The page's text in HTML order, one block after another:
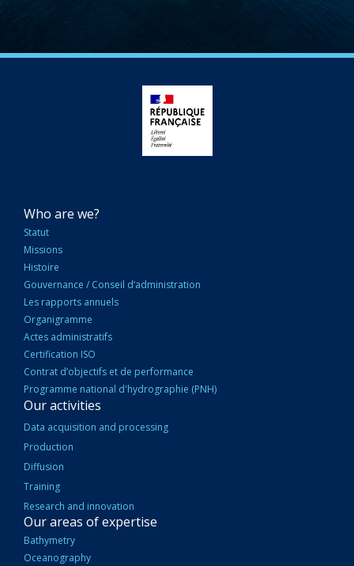
NAVIGATION
PRINCIPALE
Who are we?
Statut
Missions
Histoire
Gouvernance / Conseil d’administration
Les rapports annuels
Organigramme
Actes administratifs
Certification ISO
Contrat d’objectifs et de performance
Programme national d'hydrographie (PNH)
Our activities
Data acquisition and processing
Production
Diffusion
Training
Research and innovation
Our areas of expertise
Bathymetry
Oceanography